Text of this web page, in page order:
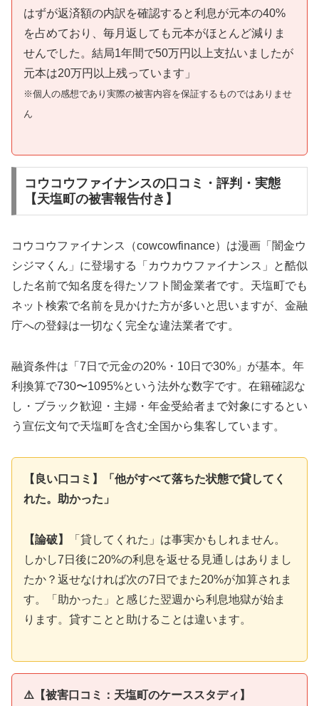
はずが返済額の内訳を確認すると利息が元本の40%
を占めており、毎月返しても元本がほとんど減りま
せんでした。結局1年間で50万円以上支払いましたが
元本は20万円以上残っています」
※個人の感想であり実際の被害内容を保証するものではありませ
ん
コウコウファイナンスの口コミ・評判・実態
【天塩町の被害報告付き】
コウコウファイナンス（cowcowfinance）は漫画「闇金ウ
シジマくん」に登場する「カウカウファイナンス」と酷似
した名前で知名度を得たソフト闇金業者です。天塩町でも
ネット検索で名前を見かけた方が多いと思いますが、金融
庁への登録は一切なく完全な違法業者です。
融資条件は「7日で元金の20%・10日で30%」が基本。年
利換算で730〜1095%という法外な数字です。在籍確認な
し・ブラック歓迎・主婦・年金受給者まで対象にするとい
う宣伝文句で天塩町を含む全国から集客しています。
【良い口コミ】「他がすべて落ちた状態で貸してく
れた。助かった」
【論破】
「貸してくれた」は事実かもしれません。
しかし7日後に20%の利息を返せる見通しはありまし
たか？返せなければ次の7日でまた20%が加算されま
す。「助かった」と感じた翌週から利息地獄が始ま
ります。貸すことと助けることは違います。
⚠️【被害口コミ：天塩町のケーススタディ】